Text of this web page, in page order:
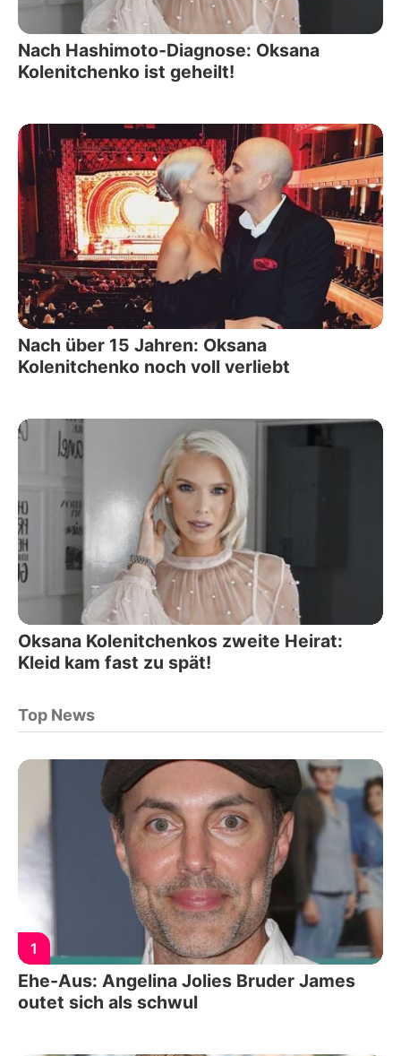
Nach Hashimoto-Diagnose: Oksana
Kolenitchenko ist geheilt!
Nach über 15 Jahren: Oksana
Kolenitchenko noch voll verliebt
Oksana Kolenitchenkos zweite Heirat:
Kleid kam fast zu spät!
Top News
1
Ehe-Aus: Angelina Jolies Bruder James
outet sich als schwul